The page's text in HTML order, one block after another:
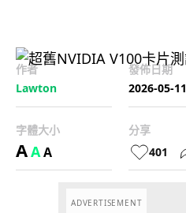
作者
Lawton
發佈日期
2026-05-11
字體大小
AAA
分享
401
ADVERTISEMENT